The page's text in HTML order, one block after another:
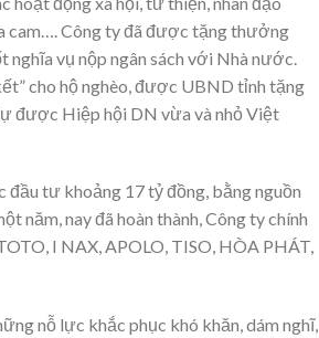
cam…. Công ty đã được tặng thưởng
vụ nộp ngân sách với Nhà nước.
cho hộ nghèo, được UBND tỉnh tặng
được Hiệp hội DN vừa và nhỏ Việt
tư khoảng 17 tỷ đồng, bằng nguồn
năm, nay đã hoàn thành, Công ty chính
I NAX, APOLO, TISO, HÒA PHÁT,
nỗ lực khắc phục khó khăn, dám nghĩ,